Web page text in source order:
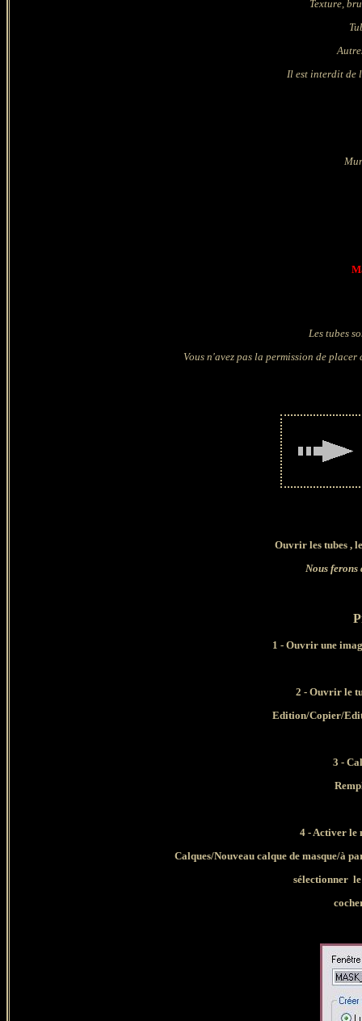
Texture,
Il est interdit de
Les tubes
Vous n'avez pas la permission de
Ouvrir les tubes ,
Nous
1 - Ouvrir une
2 - Ouvrir le
Edition/Copier/
3 -
4 - Activer le
Calques/Nouveau calque de masque/à
sélectionner